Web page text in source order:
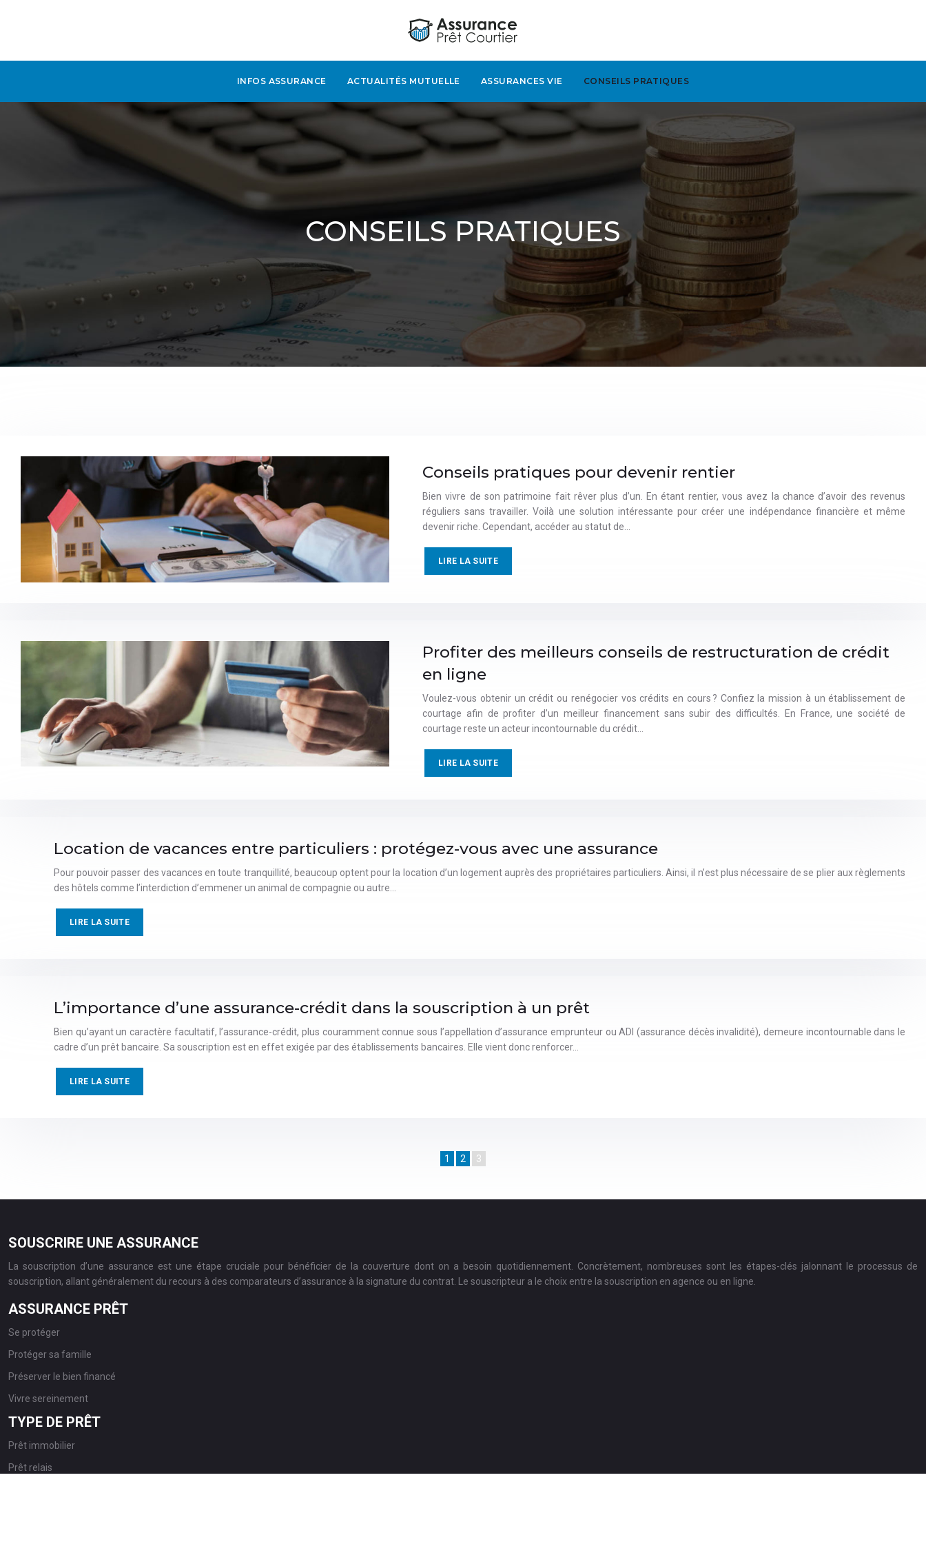
INFOS ASSURANCE ACTUALITÉS MUTUELLE ASSURANCES VIE CONSEILS PRATIQUES
CONSEILS PRATIQUES
Conseils pratiques pour devenir rentier
Bien vivre de son patrimoine fait rêver plus d’un. En étant rentier, vous avez la chance d’avoir des revenus
réguliers sans travailler. Voilà une solution intéressante pour créer une indépendance financière et même
devenir riche. Cependant, accéder au statut de…
LIRE LA SUITE
Profiter des meilleurs conseils de restructuration de crédit
en ligne
Voulez-vous obtenir un crédit ou renégocier vos crédits en cours ? Confiez la mission à un établissement de
courtage afin de profiter d’un meilleur financement sans subir des difficultés. En France, une société de
courtage reste un acteur incontournable du crédit…
LIRE LA SUITE
Location de vacances entre particuliers : protégez-vous avec une assurance
Pour pouvoir passer des vacances en toute tranquillité, beaucoup optent pour la location d’un logement auprès des propriétaires particuliers. Ainsi, il n’est plus nécessaire de se plier aux règlements
des hôtels comme l’interdiction d’emmener un animal de compagnie ou autre…
LIRE LA SUITE
L’importance d’une assurance-crédit dans la souscription à un prêt
Bien qu’ayant un caractère facultatif, l’assurance-crédit, plus couramment connue sous l’appellation d’assurance emprunteur ou ADI (assurance décès invalidité), demeure incontournable dans le
cadre d’un prêt bancaire. Sa souscription est en effet exigée par des établissements bancaires. Elle vient donc renforcer…
LIRE LA SUITE
1 2 3
SOUSCRIRE UNE ASSURANCE
La souscription d’une assurance est une étape cruciale pour bénéficier de la couverture dont on a besoin quotidiennement. Concrètement, nombreuses sont les étapes-clés jalonnant le processus de
souscription, allant généralement du recours à des comparateurs d’assurance à la signature du contrat. Le souscripteur a le choix entre la souscription en agence ou en ligne.
ASSURANCE PRÊT
Se protéger
Protéger sa famille
Préserver le bien financé
Vivre sereinement
TYPE DE PRÊT
Prêt immobilier
Prêt relais